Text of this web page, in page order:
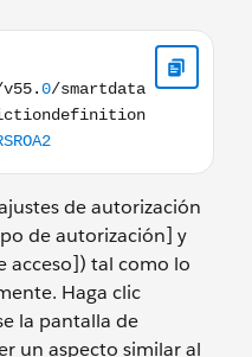
data/v55.0/
de autorización
de autorización] y
acceso]) tal como lo
Haga clic
la pantalla de
un aspecto similar al